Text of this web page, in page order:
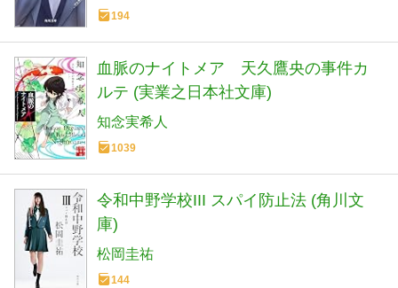
194
血脈のナイトメア 天久鷹央の事件カ
ルテ (実業之日本社文庫)
知念実希人
1039
令和中野学校III スパイ防止法 (角川文
庫)
松岡圭祐
144